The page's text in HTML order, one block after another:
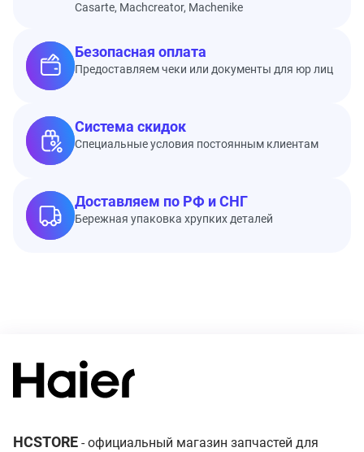
Casarte, Machcreator, Machenike
Безопасная оплата
Предоставляем чеки или документы для юр лиц
Система скидок
Специальные условия постоянным клиентам
Доставляем по РФ и СНГ
Бережная упаковка хрупких деталей
HCSTORE - официальный магазин запчастей для